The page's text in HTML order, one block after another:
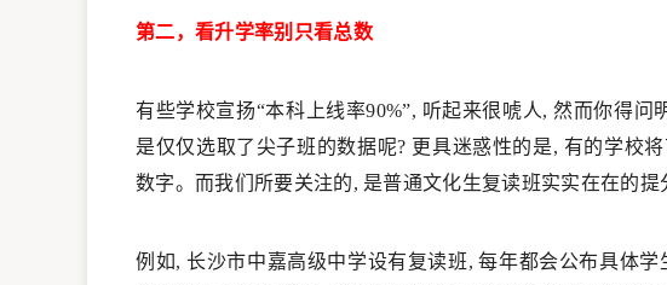
第二，看升学率别只看总数
有些学校宣扬“本科上线率90%”, 听起来很唬人, 然而你得
是仅仅选取了尖子班的数据呢? 更具迷惑性的是, 有的学校
数字。而我们所要关注的, 是普通文化生复读班实实在在的提
例如, 长沙市中嘉高级中学设有复读班, 每年都会公布具体